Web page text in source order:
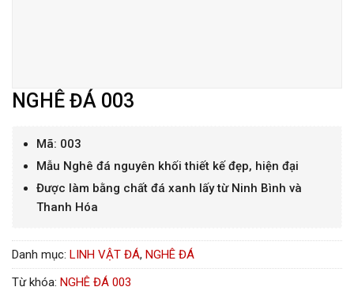
NGHÊ ĐÁ 003
Mã: 003
Mẫu Nghê đá nguyên khối thiết kế đẹp, hiện đại
Được làm bằng chất đá xanh lấy từ Ninh Bình và
Thanh Hóa
Danh mục: LINH VẬT ĐÁ, NGHÊ ĐÁ
Từ khóa: NGHÊ ĐÁ 003